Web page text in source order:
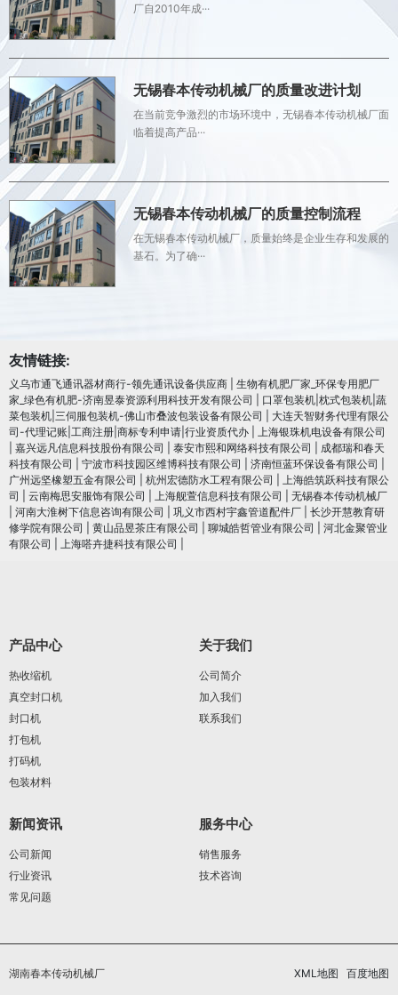
厂自2010年成···
无锡春本传动机械厂的质量改进计划
在当前竞争激烈的市场环境中，无锡春本传动机械厂面
临着提高产品···
无锡春本传动机械厂的质量控制流程
在无锡春本传动机械厂，质量始终是企业生存和发展的
基石。为了确···
友情链接:
义乌市通飞通讯器材商行-领先通讯设备供应商
生物有机肥厂家_环保专用肥厂
家_绿色有机肥-济南昱泰资源利用科技开发有限公司
口罩包装机|枕式包装机|蔬
菜包装机|三伺服包装机-佛山市叠波包装设备有限公司
大连天智财务代理有限公
司-代理记账|工商注册|商标专利申请|行业资质代办
上海银珠机电设备有限公司
嘉兴远凡信息科技股份有限公司 泰安市熙和网络科技有限公司
成都瑞和春天
科技有限公司
宁波市科技园区维博科技有限公司 济南恒蓝环保设备有限公司
广州远坚橡塑五金有限公司
杭州宏德防水工程有限公司
上海皓筑跃科技有限公
司
云南梅思安服饰有限公司 上海舰萱信息科技有限公司
无锡春本传动机械厂
河南大淮树下信息咨询有限公司 巩义市西村宇鑫管道配件厂
长沙开慧教育研
修学院有限公司
黄山品昱茶庄有限公司 聊城皓哲管业有限公司
河北金聚管业
有限公司
上海嗒卉捷科技有限公司
产品中心
热收缩机
真空封口机
封口机
打包机
打码机
包装材料
关于我们
公司简介
加入我们
联系我们
新闻资讯
公司新闻
行业资讯
常见问题
服务中心
销售服务
技术咨询
湖南春本传动机械厂 XML地图 百度地图